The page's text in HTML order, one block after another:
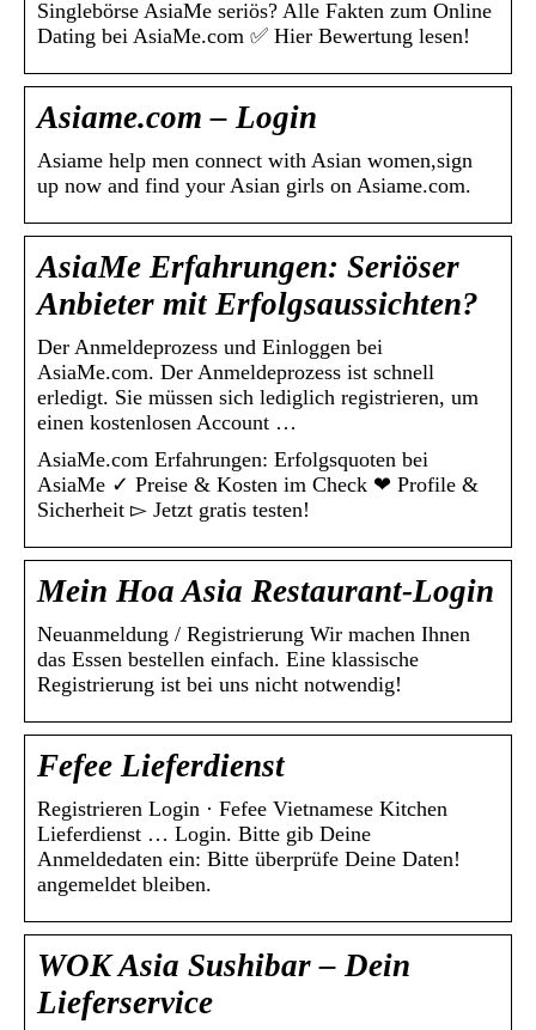
Singlebörse AsiaMe seriös? Alle Fakten zum Online
Dating bei AsiaMe.com ✅ Hier Bewertung lesen!
Asiame.com – Login
Asiame help men connect with Asian women,sign
up now and find your Asian girls on Asiame.com.
AsiaMe Erfahrungen: Seriöser
Anbieter mit Erfolgsaussichten?
Der Anmeldeprozess und Einloggen bei
AsiaMe.com. Der Anmeldeprozess ist schnell
erledigt. Sie müssen sich lediglich registrieren, um
einen kostenlosen Account …
AsiaMe.com Erfahrungen: Erfolgsquoten bei
AsiaMe ✓ Preise & Kosten im Check ❤ Profile &
Sicherheit ▻ Jetzt gratis testen!
Mein Hoa Asia Restaurant-Login
Neuanmeldung / Registrierung Wir machen Ihnen
das Essen bestellen einfach. Eine klassische
Registrierung ist bei uns nicht notwendig!
Fefee Lieferdienst
Registrieren Login · Fefee Vietnamese Kitchen
Lieferdienst … Login. Bitte gib Deine
Anmeldedaten ein: Bitte überprüfe Deine Daten!
angemeldet bleiben.
WOK Asia Sushibar – Dein
Lieferservice